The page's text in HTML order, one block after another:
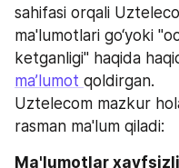
sahifasi orqali
ma'lumotlari go‘yoki
ma’lumot qoldirgan.
Uztelecom mazkur
rasman ma'lum qiladi:
Ma'lumotlar